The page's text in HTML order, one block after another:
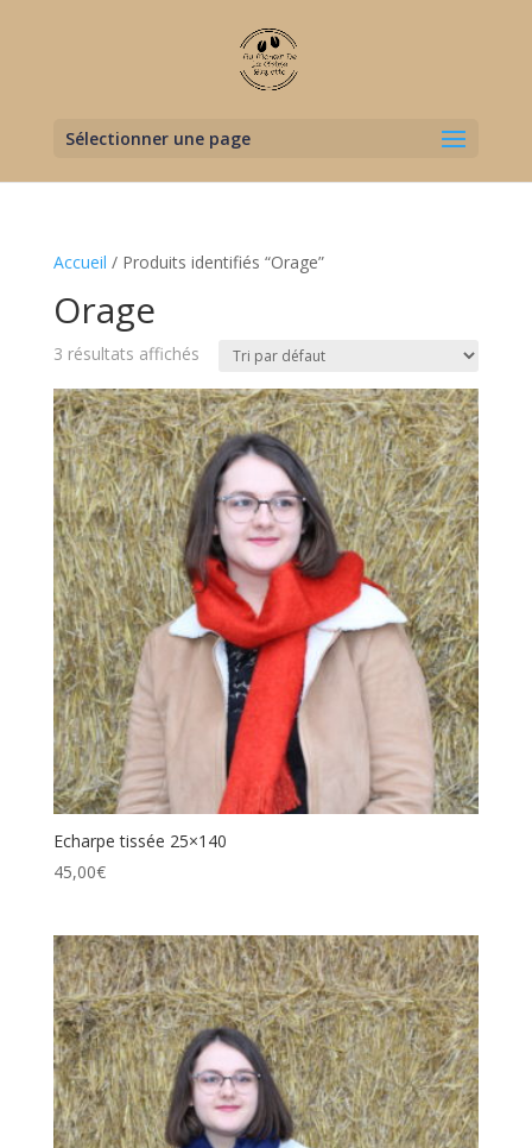
Sélectionner une page
Accueil / Produits identifiés “Orage”
Orage
3 résultats affichés
Echarpe tissée 25×140
45,00€